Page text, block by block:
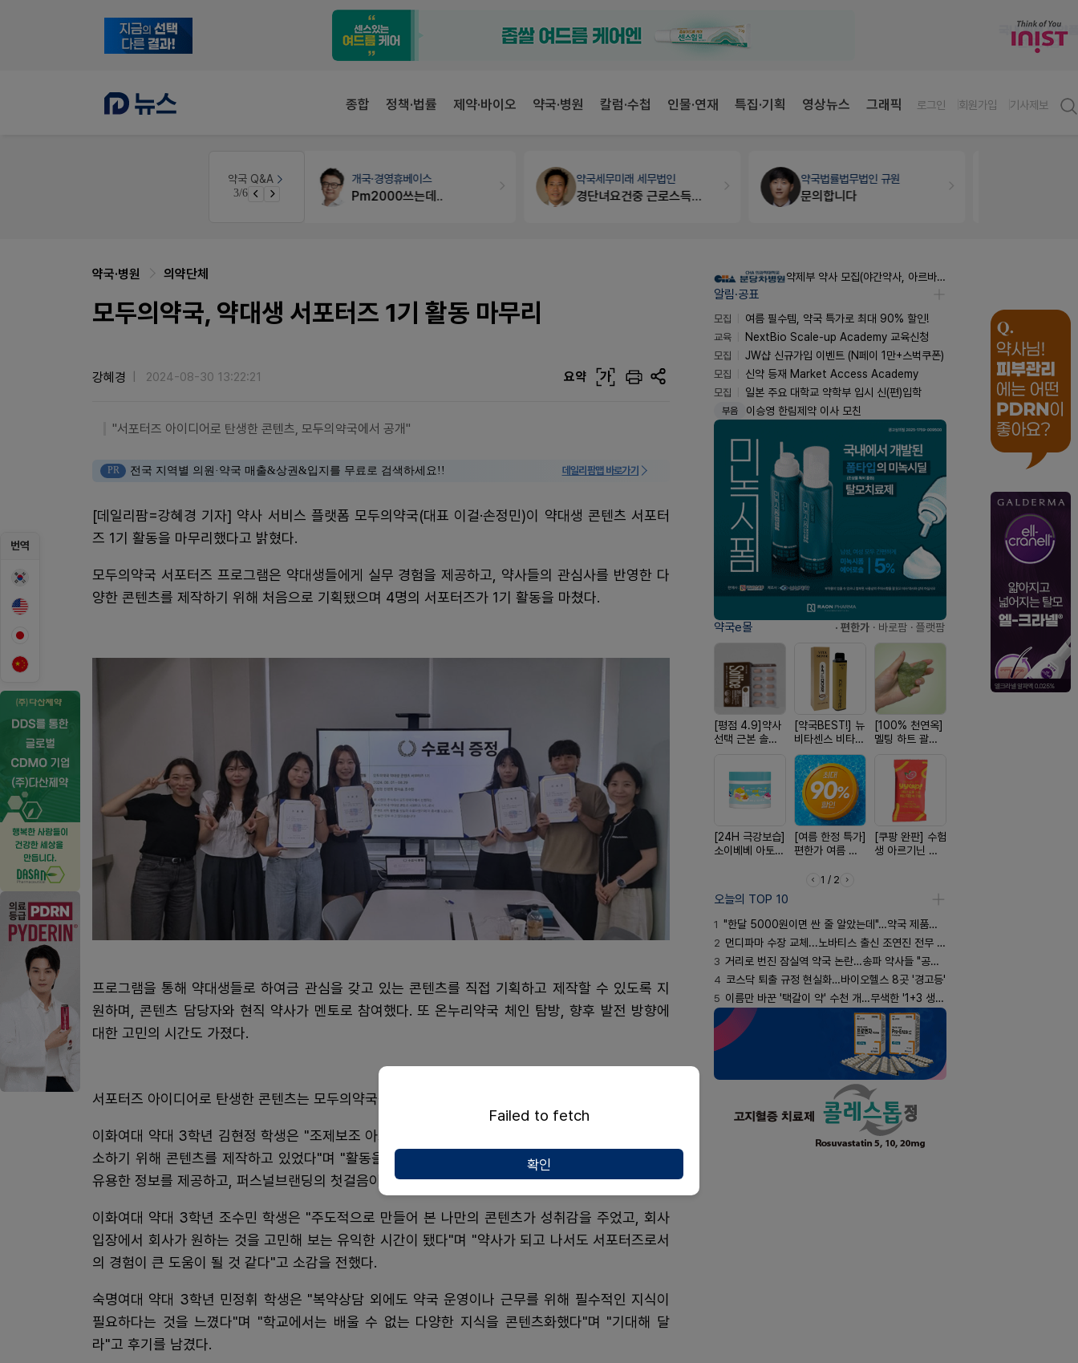
종합 정책·법률 제약·바이오 약국·병원 칼럼·수첩 인물·연재 특집·기획 영상뉴스 그래픽 로그인 회원가입 기사제보
약국 Q&A
3/6 약국 개국 대출 어떻게 받아야할지 어렵습니다
개국·경영휴베이스
Pm2000쓰는데..
약국세무미래 세무법인
경단녀요건중 근로스득원천징수액
약국법률법무법인 규원
문의합니다
번역
약국·병원 의약단체
모두의약국, 약대생 서포터즈 1기 활동 마무리
강혜경 2024-08-30 13:22:21 요약 가
"서포터즈 아이디어로 탄생한 콘텐츠, 모두의약국에서 공개"
PR 전국 지역별 의원·약국 매출&상권&입지를 무료로 검색하세요!! 데일리팜맵 바로가기
[데일리팜=강혜경 기자] 약사 서비스 플랫폼 모두의약국(대표 이걸·손정민)이 약대생 콘텐츠 서포터
즈 1기 활동을 마무리했다고 밝혔다.
모두의약국 서포터즈 프로그램은 약대생들에게 실무 경험을 제공하고, 약사들의 관심사를 반영한 다
양한 콘텐츠를 제작하기 위해 처음으로 기획됐으며 4명의 서포터즈가 1기 활동을 마쳤다.
프로그램을 통해 약대생들로 하여금 관심을 갖고 있는 콘텐츠를 직접 기획하고 제작할 수 있도록 지
원하며, 콘텐츠 담당자와 현직 약사가 멘토로 참여했다. 또 온누리약국 체인 탐방, 향후 발전 방향에
대한 고민의 시간도 가졌다.
서포터즈 아이디어로 탄생한 콘텐츠는 모두의약국을 통해 공개될 예정이다.
이화여대 약대 3학년 김현정 학생은 "조제보조 아르바이트 과정에서 느꼈던 환자분들의 불편함을 해
소하기 위해 콘텐츠를 제작하고 있었다"며 "활동을 통해 쌓은 경험을 바탕으로 다른 약대생들에게도
유용한 정보를 제공하고, 퍼스널브랜딩의 첫걸음이 될 수 있었다"고 말했다.
이화여대 약대 3학년 조수민 학생은 "주도적으로 만들어 본 나만의 콘텐츠가 성취감을 주었고, 회사
입장에서 회사가 원하는 것을 고민해 보는 유익한 시간이 됐다"며 "약사가 되고 나서도 서포터즈로서
의 경험이 큰 도움이 될 것 같다"고 소감을 전했다.
숙명여대 약대 3학년 민정휘 학생은 "복약상담 외에도 약국 운영이나 근무를 위해 필수적인 지식이
필요하다는 것을 느꼈다"며 "학교에서는 배울 수 없는 다양한 지식을 콘텐츠화했다"며 "기대해 달
라"고 후기를 남겼다.
약제부 약사 모집(야간약사, 아르바이트약사)
알림·공표
모집
여름 필수템, 약국 특가로 최대 90% 할인!
교육
NextBio Scale-up Academy 교육신청
모집
JW샵 신규가입 이벤트 (N페이 1만+스벅쿠폰)
모집
신약 등재 Market Access Academy
모집
일본 주요 대학교 약학부 입시 신(편)입학
부음 이승영 한림제약 이사 모친
약국e몰 · 편한가 · 바로팜 · 플랫팜
[평점 4.9]약사
선택 근본 솔루
[약국BEST!] 뉴
비타센스 비타민
흡입기
[100% 천연옥]
멜팅 하트 괄사
[24H 극강보습]
소이베베 아토
[여름 한정 특가]
편한가 여름 쿨
템 싹쓰리)
[쿠팡 완판] 수험
생 아르기닌 에
1 / 2
오늘의 TOP 10
1 "한달 5000원이면 싼 줄 알았는데"…약국 제품과 비교해보니
2 먼디파마 수장 교체...노바티스 출신 조연진 전무 내정
3 거리로 번진 잠실역 약국 논란…송파 약사들 "공공성 훼손"
4 코스닥 퇴출 규정 현실화…바이오헬스 8곳 '경고등'
5 이름만 바꾼 '택갈이 약' 수천 개…무색한 '1+3 생동'
Failed to fetch
확인